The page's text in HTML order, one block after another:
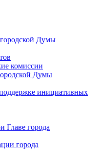
Думы
комиссии
Думы
инициативных
Главе города
города